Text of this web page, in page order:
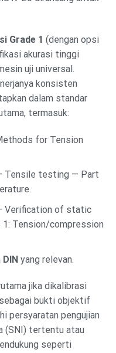
Grade 1 (dengan opsi
akurasi tinggi
uji universal.
konsisten
dalam standar
termasuk:
for Tension
Tensile testing — Part
Verification of static
Tension/compression
yang relevan.
jika dikalibrasi
bukti objektif
persyaratan pengujian
(SNI) tertentu atau
seperti